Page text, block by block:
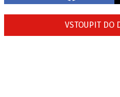
VSTOUPIT DO